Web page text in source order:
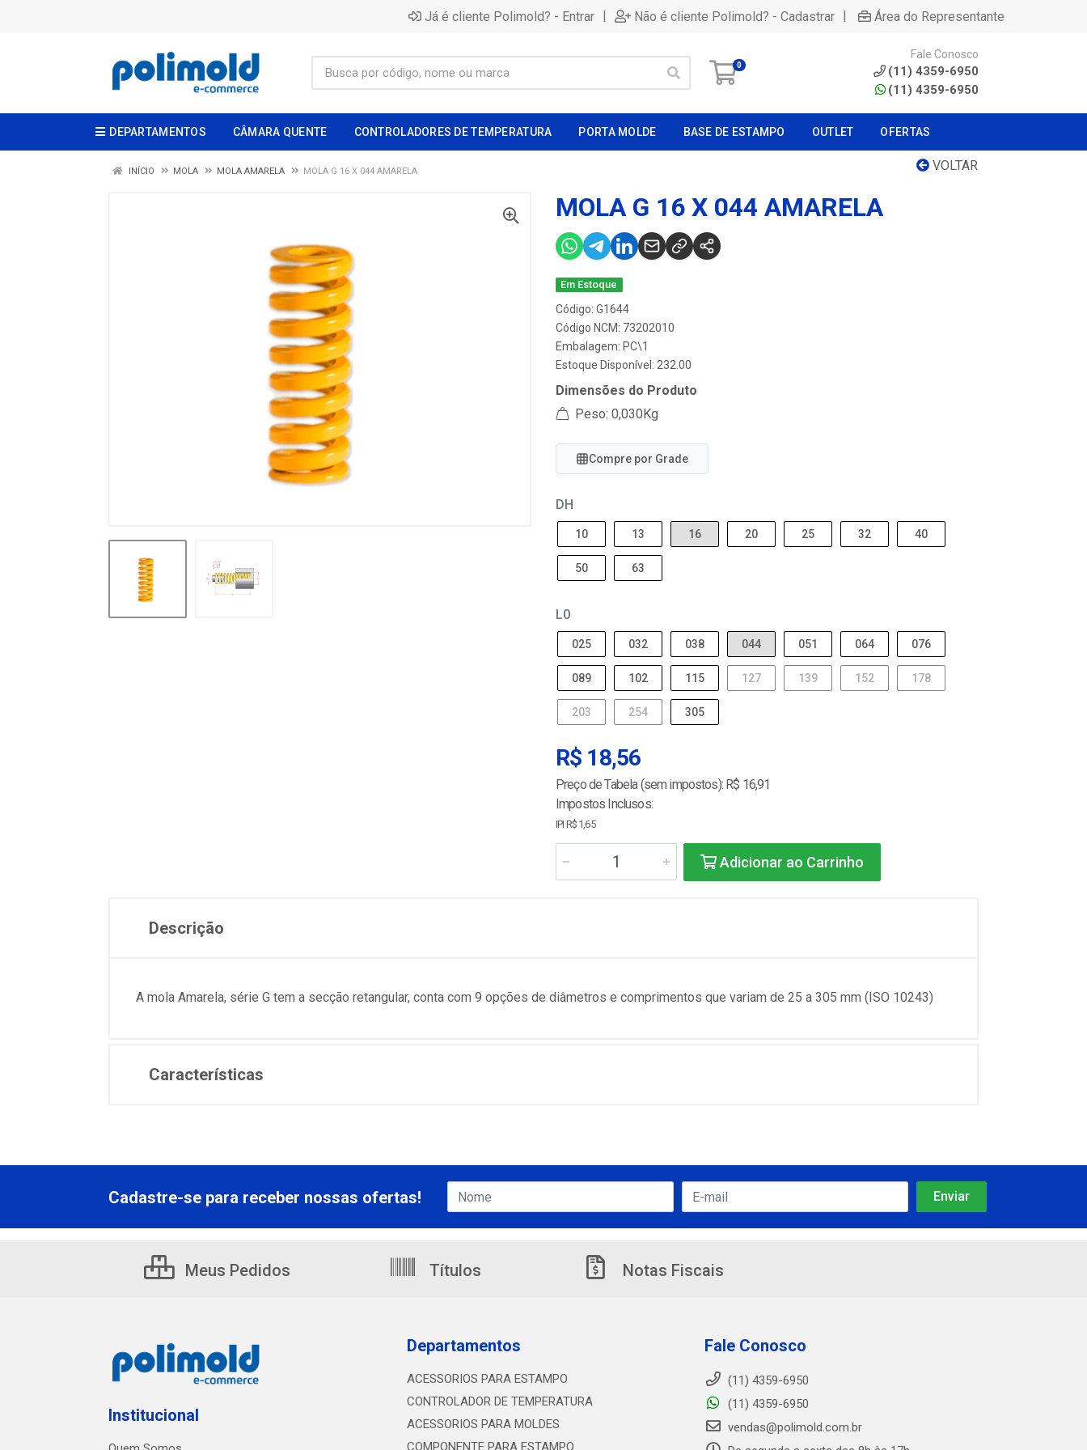
Já é cliente Polimold? - Entrar | Não é cliente Polimold? - Cadastrar | Área do Representante
0
Fale Conosco
(11) 4359-6950
(11) 4359-6950
DEPARTAMENTOS CÂMARA QUENTE CONTROLADORES DE TEMPERATURA PORTA MOLDE BASE DE ESTAMPO OUTLET OFERTAS
VOLTAR
INÍCIO MOLA MOLA AMARELA MOLA G 16 X 044 AMARELA
MOLA G 16 X 044 AMARELA
Em Estoque
Código: G1644
Código NCM: 73202010
Embalagem: PC\1
Estoque Disponível: 232.00
Dimensões do Produto
Peso: 0,030Kg
Compre por Grade
DH
10 13 16 20 25 32 40
50 63
L0
025 032 038 044 051 064 076
089 102 115 127 139 152 178
203 254 305
R$ 18,56
Preço de Tabela (sem impostos): R$ 16,91
Impostos Inclusos:
IPI R$ 1,65
Adicionar ao Carrinho
Descrição
A mola Amarela, série G tem a secção retangular, conta com 9 opções de diâmetros e comprimentos que variam de 25 a 305 mm (ISO 10243)
Características
Cadastre-se para receber nossas ofertas!
Meus Pedidos Títulos Notas Fiscais
Institucional
Departamentos
ACESSORIOS PARA ESTAMPO
CONTROLADOR DE TEMPERATURA
ACESSORIOS PARA MOLDES
COMPONENTE PARA ESTAMPO
Fale Conosco
(11) 4359-6950
(11) 4359-6950
vendas@polimold.com.br